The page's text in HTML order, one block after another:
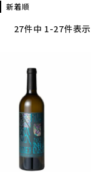
新着順
27件中 1-27件表示